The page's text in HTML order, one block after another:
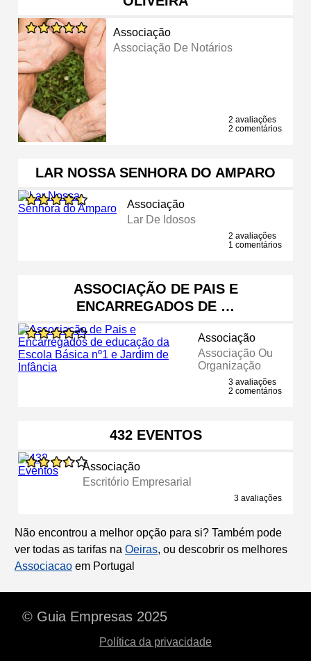
Associação
Associação De Notários
2 avaliações
2 comentários
LAR NOSSA SENHORA DO AMPARO
Associação
Lar De Idosos
2 avaliações
1 comentários
ASSOCIAÇÃO DE PAIS E
ENCARREGADOS DE …
Associação
Associação Ou
Organização
3 avaliações
2 comentários
432 EVENTOS
Associação
Escritório Empresarial
3 avaliações
Não encontrou a melhor opção para si? Também pode
ver todas as tarifas na Oeiras, ou descobrir os melhores
Associacao em Portugal
© Guia Empresas 2025
Política da privacidade